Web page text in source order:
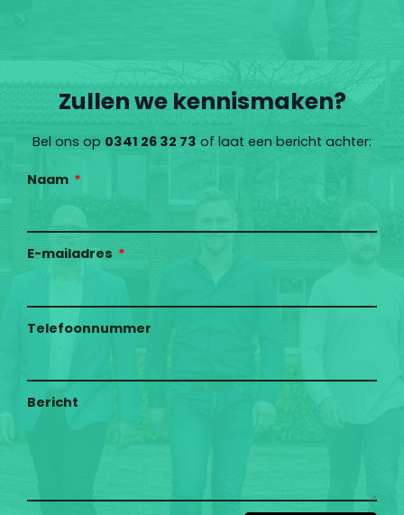
Zullen we kennismaken?
Bel ons op 0341 26 32 73 of laat een bericht achter:
Naam
E-mailadres
Telefoonnummer
Bericht